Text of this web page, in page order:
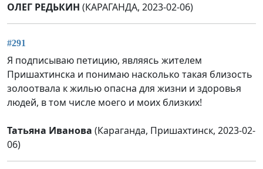
ОЛЕГ РЕДЬКИН (КАРАГАНДА, 2023-02-06)
#291
Я подписываю петицию, являясь жителем
Пришахтинска и понимаю насколько такая близость
золоотвала к жилью опасна для жизни и здоровья
людей, в том числе моего и моих близких!
Татьяна Иванова (Караганда, Пришахтинск, 2023-02-
06)